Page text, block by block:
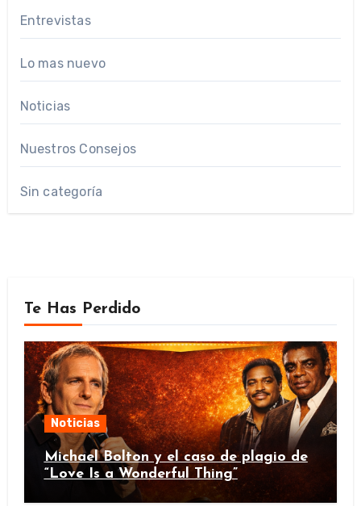
Entrevistas
Lo mas nuevo
Noticias
Nuestros Consejos
Sin categoría
Te Has Perdido
Noticias
Michael Bolton y el caso de plagio de
“Love Is a Wonderful Thing”